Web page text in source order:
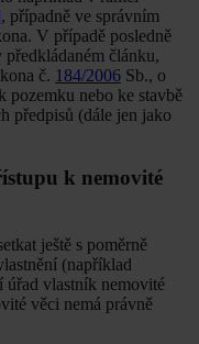
, případně ve správním
V případě posledně
článku,
č. 184/2006 Sb., o
pozemku nebo ke stavbě
předpisů (dále jen jako
k nemovité
ještě s poměrně
(například
úřad vlastník nemovité
věci nemá právně